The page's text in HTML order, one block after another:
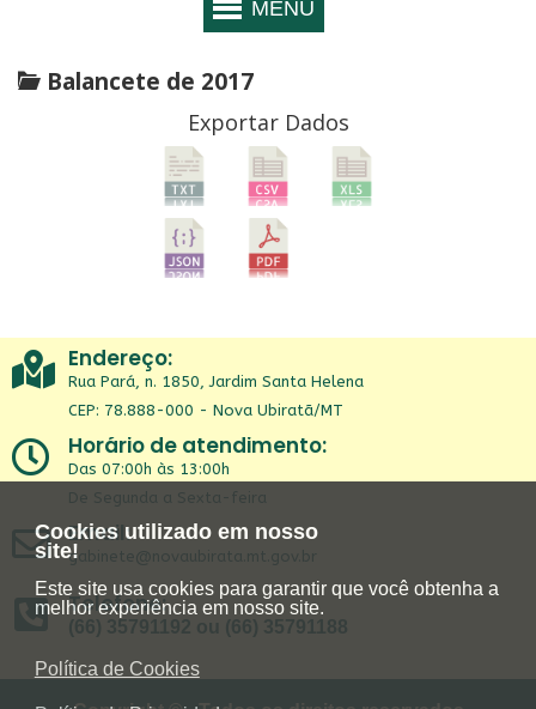
Cookies utilizado em nosso
site!
Este site usa cookies para garantir que você obtenha a
melhor experiência em nosso site.
Política de Cookies
Balancete de 2017
Exportar Dados
Endereço:
Rua Pará, n. 1850, Jardim Santa Helena
CEP: 78.888-000 - Nova Ubiratã/MT
Horário de atendimento:
Das 07:00h às 13:00h
De Segunda a Sexta-feira
Email:
gabinete@novaubirata.mt.gov.br
Telefone:
(66) 35791192 ou (66) 35791188